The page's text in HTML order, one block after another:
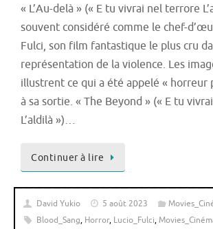
« L’Au-delà » (« E tu vivrai nel terrore
souvent considéré comme le chef-
Fulci, son film fantastique le plus cru
représentation de la violence. Les
illustrent ce qui a été appelé « horreur
à sa sortie. « The Beyond » (« E tu
L’aldilà »)…
Continuer à lire
David Yukio 5 août 2023
Blood_Sang, Horror, Lucio_Fulci,